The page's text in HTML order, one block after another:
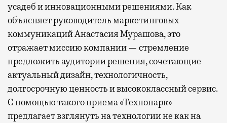
усадеб и инновационными решениями. Как
объясняет руководитель маркетинговых
коммуникаций Анастасия Мурашова, это
отражает миссию компании — стремление
предложить аудитории решения, сочетающие
актуальный дизайн, технологичность,
долгосрочную ценность и высококлассный сервис.
С помощью такого приема «Технопарк»
предлагает взглянуть на технологии не как на